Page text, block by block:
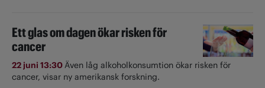
Ett glas om dagen ökar risken för
cancer
22 juni 13:30Även låg alkoholkonsumtion ökar risken för
cancer, visar ny amerikansk forskning.